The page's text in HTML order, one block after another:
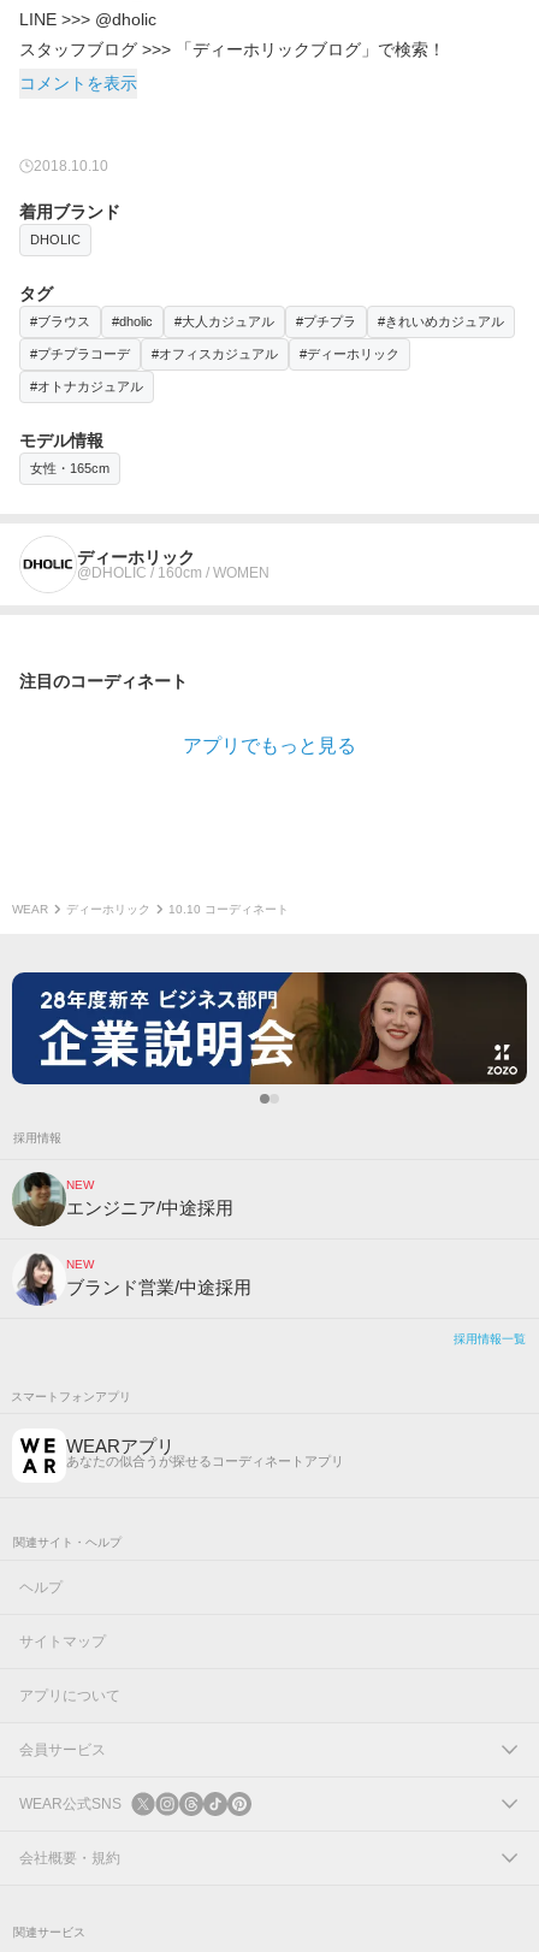
LINE >>> @dholic
スタッフブログ >>> 「ディーホリックブログ」で検索！
コメントを表示
2018.10.10
着用ブランド
DHOLIC
タグ
#ブラウス #dholic #大人カジュアル #プチプラ #きれいめカジュアル
#プチプラコーデ #オフィスカジュアル #ディーホリック
#オトナカジュアル
モデル情報
女性・165cm
ディーホリック
@DHOLIC / 160cm / WOMEN
注目のコーディネート
アプリでもっと見る
WEAR ディーホリック 10.10 コーディネート
採用情報
NEW
エンジニア/中途採用
NEW
ブランド営業/中途採用
採用情報一覧
スマートフォンアプリ
WEARアプリ
あなたの似合うが探せるコーディネートアプリ
関連サイト・ヘルプ
ヘルプ
サイトマップ
アプリについて
会員サービス
ログイン
新規会員登録
WEAR公式SNS
X
会社概要・規約
関連サービス